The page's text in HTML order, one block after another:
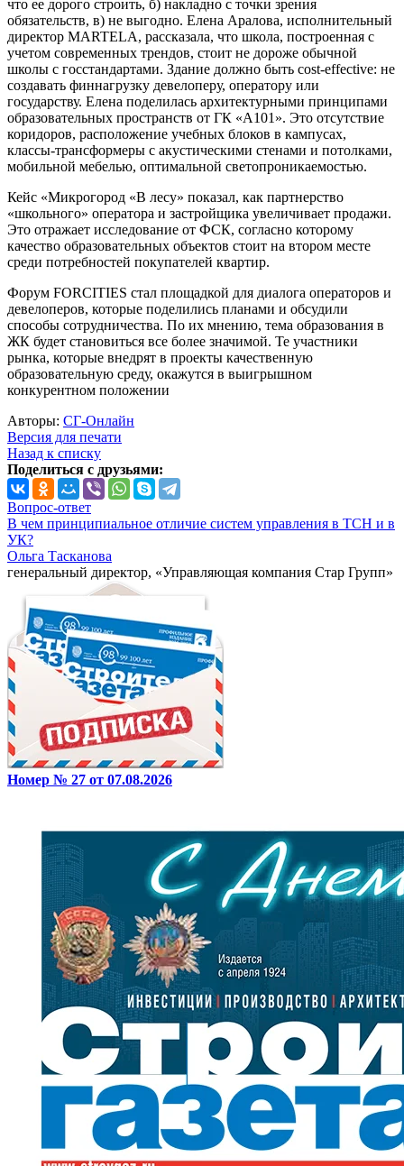
что ее дорого строить, б) накладно с точки зрения
обязательств, в) не выгодно. Елена Аралова, исполнительный
директор MARTELA, рассказала, что школа, построенная с
учетом современных трендов, стоит не дороже обычной
школы с госстандартами. Здание должно быть cost-effective: не
создавать финнагрузку девелоперу, оператору или
государству. Елена поделилась архитектурными принципами
образовательных пространств от ГК «А101». Это отсутствие
коридоров, расположение учебных блоков в кампусах,
классы-трансформеры с акустическими стенами и потолками,
мобильной мебелью, оптимальной светопроникаемостью.
Кейс «Микрогород «В лесу» показал, как партнерство
«школьного» оператора и застройщика увеличивает продажи.
Это отражает исследование от ФСК, согласно которому
качество образовательных объектов стоит на втором месте
среди потребностей покупателей квартир.
Форум FORCITIES стал площадкой для диалога операторов и
девелоперов, которые поделились планами и обсудили
способы сотрудничества. По их мнению, тема образования в
ЖК будет становиться все более значимой. Те участники
рынка, которые внедрят в проекты качественную
образовательную среду, окажутся в выигрышном
конкурентном положении
Авторы: СГ-Онлайн
Версия для печати
Назад к списку
Поделиться с друзьями:
Вопрос-ответ
В чем принципиальное отличие систем управления в ТСН и в
УК?
Ольга Тасканова
генеральный директор, «Управляющая компания Стар Групп»
Номер № 27 от 07.08.2026